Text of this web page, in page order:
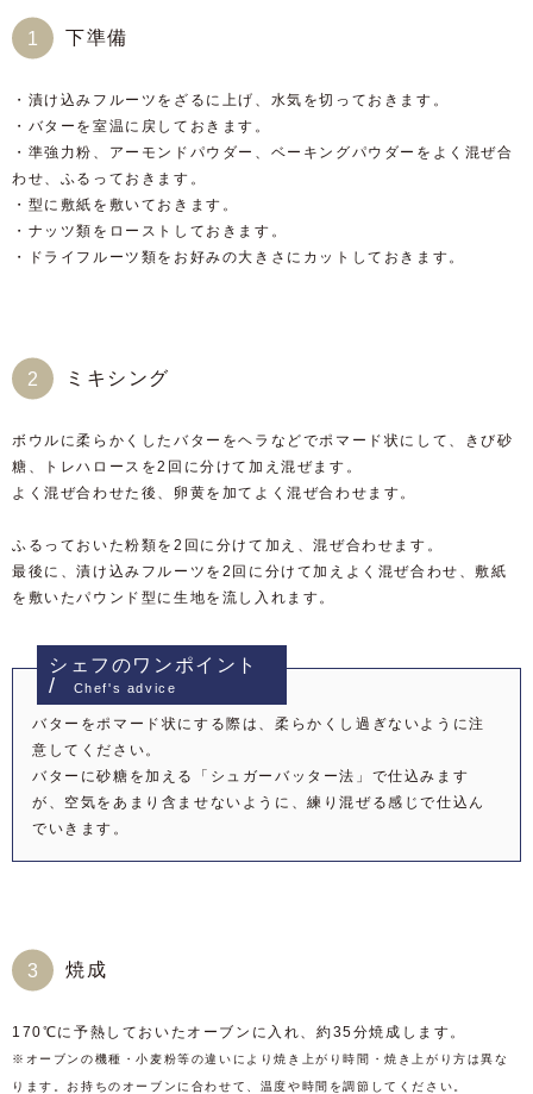
下準備
・漬け込みフルーツをざるに上げ、水気を切っておきます。
・バターを室温に戻しておきます。
・準強力粉、アーモンドパウダー、ベーキングパウダーをよく混ぜ合
わせ、ふるっておきます。
・型に敷紙を敷いておきます。
・ナッツ類をローストしておきます。
・ドライフルーツ類をお好みの大きさにカットしておきます。
ミキシング
ボウルに柔らかくしたバターをヘラなどでポマード状にして、きび砂
糖、トレハロースを2回に分けて加え混ぜます。
よく混ぜ合わせた後、卵黄を加てよく混ぜ合わせます。
ふるっておいた粉類を2回に分けて加え、混ぜ合わせます。
最後に、漬け込みフルーツを2回に分けて加えよく混ぜ合わせ、敷紙
を敷いたパウンド型に生地を流し入れます。
シェフのワンポイント
Chef's advice
バターをポマード状にする際は、柔らかくし過ぎないように注
意してください。
バターに砂糖を加える「シュガーバッター法」で仕込みます
が、空気をあまり含ませないように、練り混ぜる感じで仕込ん
でいきます。
焼成
170℃に予熱しておいたオーブンに入れ、約35分焼成します。
※オーブンの機種・小麦粉等の違いにより焼き上がり時間・焼き上がり方は異な
ります。お持ちのオーブンに合わせて、温度や時間を調節してください。